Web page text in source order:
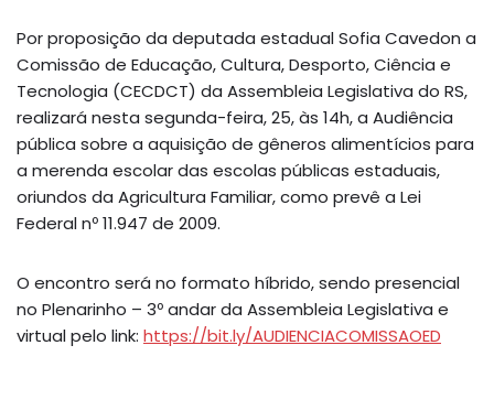
Por proposição da deputada estadual Sofia Cavedon a
Comissão de Educação, Cultura, Desporto, Ciência e
Tecnologia (CECDCT) da Assembleia Legislativa do RS,
realizará nesta segunda-feira, 25, às 14h, a Audiência
pública sobre a aquisição de gêneros alimentícios para
a merenda escolar das escolas públicas estaduais,
oriundos da Agricultura Familiar, como prevê a Lei
Federal nº 11.947 de 2009.
O encontro será no formato híbrido, sendo presencial
no Plenarinho – 3º andar da Assembleia Legislativa e
virtual pelo link: https://bit.ly/AUDIENCIACOMISSAOED